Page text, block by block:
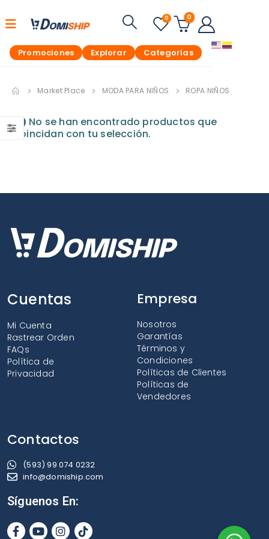
0 0
Promociones Explorar Categorías
Market Place MODA PARA NIÑOS ROPA NIÑOS
No se han encontrado productos que
coincidan con tu selección.
Cuentas
Mi Cuenta
Rastrear Orden
FAQs
Política de
Privacidad
Empresa
Nosotros
Garantías
Términos y
Condiciones
Políticas de Clientes
Políticas de
Vendedores
Contactos
(593) 99 074 0232
info@domiship.com
Síguenos En: